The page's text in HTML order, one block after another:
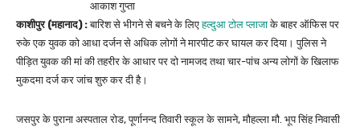
आकाश गुप्ता
काशीपुर (महानाद) :बारिश से भीगने से बचने के लिएहल्दुआ टोल प्लाजाके बाहर ऑफिस पर
रुके एक युवक को आधा दर्जन से अधिक लोगों ने मारपीट कर घायल कर दिया। पुलिस ने
पीड़ित युवक की मां की तहरीर के आधार पर दो नामजद तथा चार-पांच अन्य लोगों के खिलाफ
मुकदमा दर्ज कर जांच शुरु कर दी है।
जसपुर के पुराना अस्पताल रोड, पूर्णानन्द तिवारी स्कूल के सामने, मौहल्ला मौ. भूप सिंह निवासी